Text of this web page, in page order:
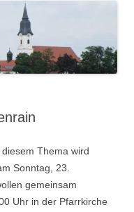
Thema wird
Sonntag, 23.
gemeinsam
Uhr in der Pfarrkirche